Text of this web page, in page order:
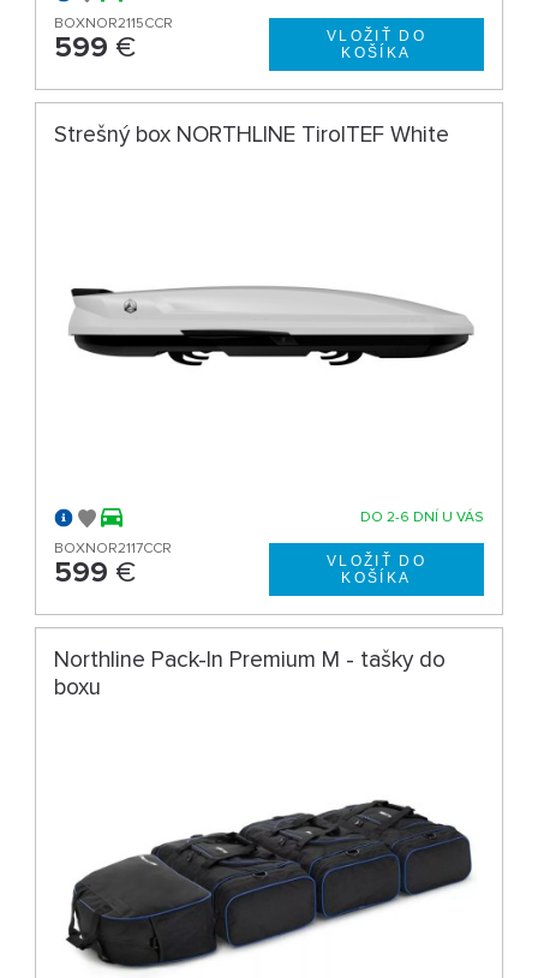
BOXNOR2115CCR
599 €
Strešný box NORTHLINE TirolTEF White
DO 2-6 DNÍ U VÁS
BOXNOR2117CCR
599 €
Northline Pack-In Premium M - tašky do
boxu